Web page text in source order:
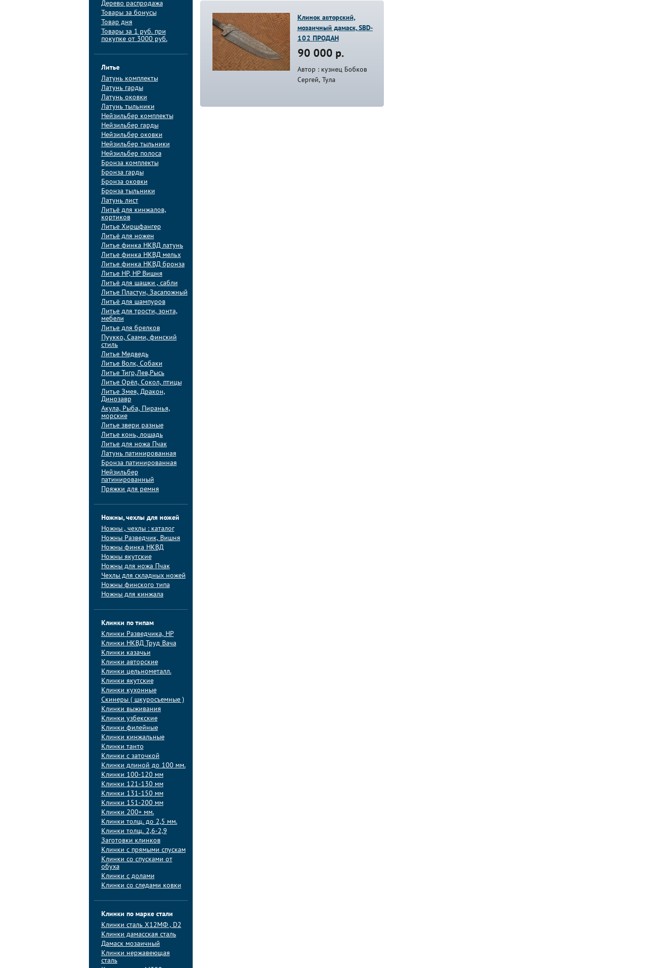
Дерево распродажа
Товары за бонусы
Товар дня
Товары за 1 руб. при
покупке от 3000 руб.
Литье
Латунь комплекты
Латунь гарды
Латунь оковки
Латунь тыльники
Нейзильбер комплекты
Нейзильбер гарды
Нейзильбер оковки
Нейзильбер тыльники
Нейзильбер полоса
Бронза комплекты
Бронза гарды
Бронза оковки
Бронза тыльники
Латунь лист
Литьё для кинжалов,
кортиков
Литье Хиршфангер
Литьё для ножен
Литье финка НКВД латунь
Литье финка НКВД мельх
Литье финка НКВД бронза
Литье НР, НР Вишня
Литьё для шашки , сабли
Литье Пластун, Засапожный
Литьё для шампуров
Литье для трости, зонта,
мебели
Литье для брелков
Пуукко, Саами, финский
стиль
Литье Медведь
Литье Волк, Собаки
Литье Тигр,Лев,Рысь
Литье Орёл, Сокол, птицы
Литье Змея, Дракон,
Динозавр
Акула, Рыба, Пиранья,
морские
Литье звери разные
Литье конь, лошадь
Литье для ножа Пчак
Латунь патинированная
Бронза патинированная
Нейзильбер
патинированный
Пряжки для ремня
Ножны, чехлы для ножей
Ножны , чехлы : каталог
Ножны Разведчик, Вишня
Ножны финка НКВД
Ножны якутские
Ножны для ножа Пчак
Чехлы для складных ножей
Ножны финского типа
Ножны для кинжала
Клинки по типам
Клинки Pазведчика, НP
Клинки НКВД Труд Вача
Клинки казачьи
Клинки авторские
Клинки цельнометалл.
Клинки якутские
Клинки кухонные
Скинеры ( шкуросъемные )
Клинки выживания
Клинки узбекские
Клинки филейные
Клинки кинжальные
Клинки танто
Клинки с заточкой
Клинки длиной до 100 мм.
Клинки 100-120 мм
Клинки 121-130 мм
Клинки 131-150 мм
Клинки 151-200 мм
Клинки 200+ мм.
Клинки толщ. до 2,5 мм.
Клинки толщ. 2,6-2,9
Заготовки клинков
Клинки с прямыми спускам
Клинки со спусками от
обуха
Клинки с долами
Клинки со следами ковки
Клинки по марке стали
Клинки сталь Х12МФ , D2
Клинки дамасская сталь
Дамаск мозаичный
Клинки нержавеющая
сталь
Клинок авторский,
мозаичный дамаск, SBD-
102 ПРОДАН
90 000 р.
Автор : кузнец Бобков
Сергей, Тула